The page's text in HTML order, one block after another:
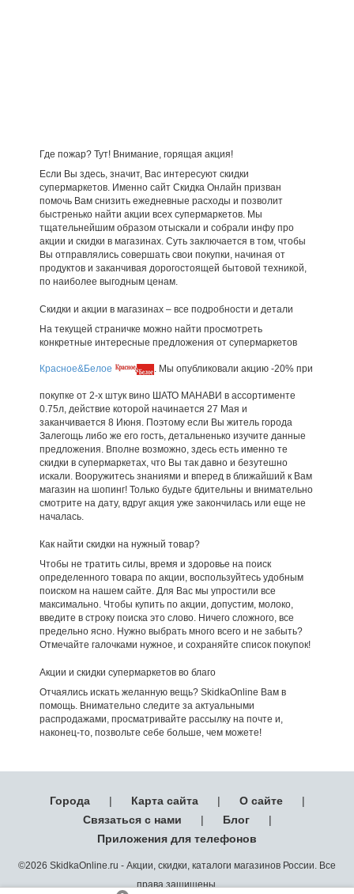
Где пожар? Тут! Внимание, горящая акция!
Если Вы здесь, значит, Вас интересуют скидки
супермаркетов. Именно сайт Скидка Онлайн призван
помочь Вам снизить ежедневные расходы и позволит
быстренько найти акции всех супермаркетов. Мы
тщательнейшим образом отыскали и собрали инфу про
акции и скидки в магазинах. Суть заключается в том, чтобы
Вы отправлялись совершать свои покупки, начиная от
продуктов и заканчивая дорогостоящей бытовой техникой,
по наиболее выгодным ценам.
Скидки и акции в магазинах – все подробности и детали
На текущей страничке можно найти просмотреть
конкретные интересные предложения от супермаркетов
Красное&Белое . Мы опубликовали акцию -20% при
покупке от 2-х штук вино ШАТО МАНАВИ в ассортименте
0.75л, действие которой начинается 27 Мая и
заканчивается 8 Июня. Поэтому если Вы житель города
Залегощь либо же его гость, детальненько изучите данные
предложения. Вполне возможно, здесь есть именно те
скидки в супермаркетах, что Вы так давно и безутешно
искали. Вооружитесь знаниями и вперед в ближайший к Вам
магазин на шопинг! Только будьте бдительны и внимательно
смотрите на дату, вдруг акция уже закончилась или еще не
началась.
Как найти скидки на нужный товар?
Чтобы не тратить силы, время и здоровье на поиск
определенного товара по акции, воспользуйтесь удобным
поиском на нашем сайте. Для Вас мы упростили все
максимально. Чтобы купить по акции, допустим, молоко,
введите в строку поиска это слово. Ничего сложного, все
предельно ясно. Нужно выбрать много всего и не забыть?
Отмечайте галочками нужное, и сохраняйте список покупок!
Акции и скидки супермаркетов во благо
Отчаялись искать желанную вещь? SkidkaOnline Вам в
помощь. Внимательно следите за актуальными
распродажами, просматривайте рассылку на почте и,
наконец-то, позвольте себе больше, чем можете!
Города | Карта сайта | О сайте
|
Связаться с нами
| Блог
|
Приложения для телефонов
©2026 SkidkaOnline.ru - Акции, скидки, каталоги магазинов России. Все
права защищены.